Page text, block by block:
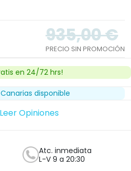
935,00 €
PRECIO SIN PROMOCIÓN
en 24/72 hrs!
disponible
Leer Opiniones
Atc. inmediata
L-V 9 a 20:30